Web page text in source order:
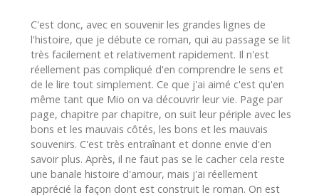
C'est donc, avec en souvenir les grandes lignes de
l'histoire, que je débute ce roman, qui au passage se lit
très facilement et relativement rapidement. Il n'est
réellement pas compliqué d'en comprendre le sens et
de le lire tout simplement. Ce que j'ai aimé c'est qu'en
même tant que Mio on va découvrir leur vie. Page par
page, chapitre par chapitre, on suit leur périple avec les
bons et les mauvais côtés, les bons et les mauvais
souvenirs. C'est très entraînant et donne envie d'en
savoir plus. Après, il ne faut pas se le cacher cela reste
une banale histoire d'amour, mais j'ai réellement
apprécié la façon dont est construit le roman. On est